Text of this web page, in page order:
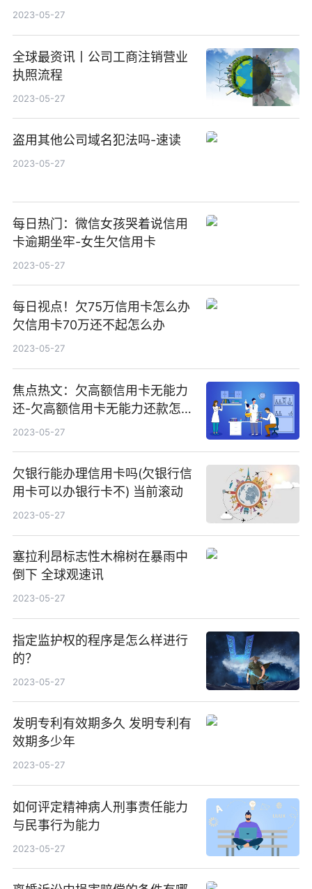
2023-05-27
全球最资讯丨公司工商注销营业
执照流程
2023-05-27
盗用其他公司域名犯法吗-速读
2023-05-27
每日热门：微信女孩哭着说信用
卡逾期坐牢-女生欠信用卡
2023-05-27
每日视点！欠75万信用卡怎么办
欠信用卡70万还不起怎么办
2023-05-27
焦点热文：欠高额信用卡无能力
还-欠高额信用卡无能力还款怎么
办
2023-05-27
欠银行能办理信用卡吗(欠银行信
用卡可以办银行卡不) 当前滚动
2023-05-27
塞拉利昂标志性木棉树在暴雨中
倒下 全球观速讯
2023-05-27
指定监护权的程序是怎么样进行
的？
2023-05-27
发明专利有效期多久 发明专利有
效期多少年
2023-05-27
如何评定精神病人刑事责任能力
与民事行为能力
2023-05-27